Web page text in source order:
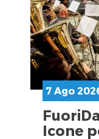
7 Ago
Icone